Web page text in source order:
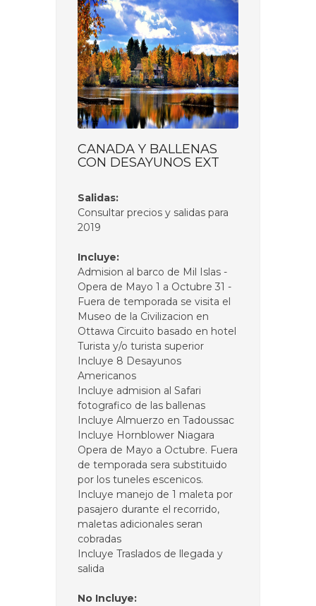
CANADA Y BALLENAS
CON DESAYUNOS EXT
Salidas:
Consultar precios y salidas para
2019
Incluye:
Admision al barco de Mil Islas -
Opera de Mayo 1 a Octubre 31 -
Fuera de temporada se visita el
Museo de la Civilizacion en
Ottawa Circuito basado en hotel
Turista y/o turista superior
Incluye 8 Desayunos
Americanos
Incluye admision al Safari
fotografico de las ballenas
Incluye Almuerzo en Tadoussac
Incluye Hornblower Niagara
Opera de Mayo a Octubre. Fuera
de temporada sera substituido
por los tuneles escenicos.
Incluye manejo de 1 maleta por
pasajero durante el recorrido,
maletas adicionales seran
cobradas
Incluye Traslados de llegada y
salida
No Incluye: